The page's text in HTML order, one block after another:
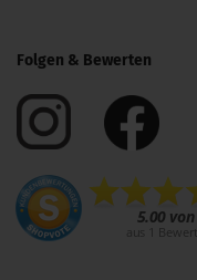
Folgen & Bewerten